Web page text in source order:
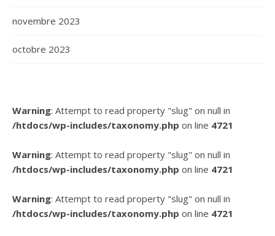
novembre 2023
octobre 2023
Warning: Attempt to read property "slug" on null in
/htdocs/wp-includes/taxonomy.php on line 4721
Warning: Attempt to read property "slug" on null in
/htdocs/wp-includes/taxonomy.php on line 4721
Warning: Attempt to read property "slug" on null in
/htdocs/wp-includes/taxonomy.php on line 4721